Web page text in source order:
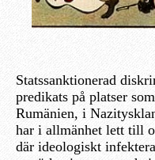
Statssanktionerad
predikats på platser
Rumänien, i
har i allmänhet lett till
där ideologiskt